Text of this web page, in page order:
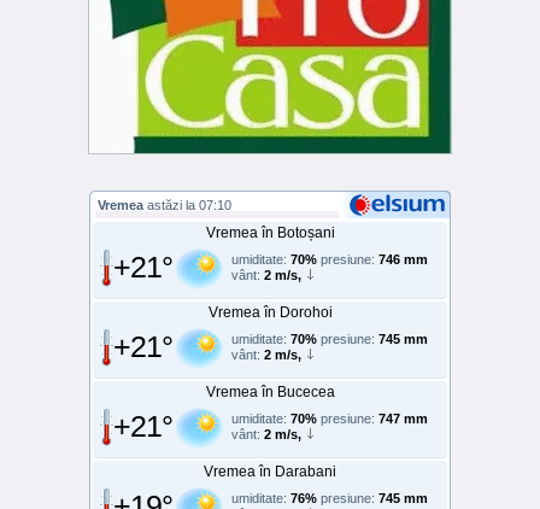
Vremea astăzi la 07:10
Vremea în Botoșani
+21° umiditate: 70% presiune: 746 mm
vânt: 2 m/s,
Vremea în Dorohoi
+21° umiditate: 70% presiune: 745 mm
vânt: 2 m/s,
Vremea în Bucecea
+21° umiditate: 70% presiune: 747 mm
vânt: 2 m/s,
Vremea în Darabani
umiditate: 76% presiune: 745 mm